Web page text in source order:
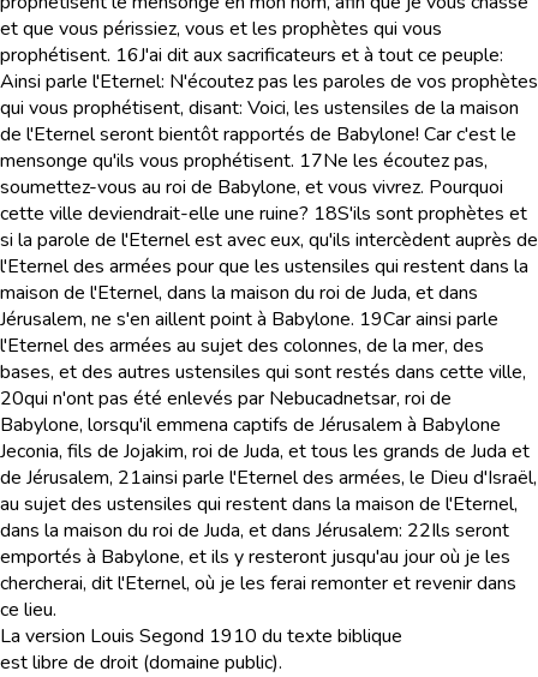
et que vous périssiez, vous et les prophètes qui vous
prophétisent. 16J'ai dit aux sacrificateurs et à tout ce peuple:
Ainsi parle l'Eternel: N'écoutez pas les paroles de vos prophètes
qui vous prophétisent, disant: Voici, les ustensiles de la maison
de l'Eternel seront bientôt rapportés de Babylone! Car c'est le
mensonge qu'ils vous prophétisent. 17Ne les écoutez pas,
soumettez-vous au roi de Babylone, et vous vivrez. Pourquoi
cette ville deviendrait-elle une ruine? 18S'ils sont prophètes et
si la parole de l'Eternel est avec eux, qu'ils intercèdent auprès de
l'Eternel des armées pour que les ustensiles qui restent dans la
maison de l'Eternel, dans la maison du roi de Juda, et dans
Jérusalem, ne s'en aillent point à Babylone. 19Car ainsi parle
l'Eternel des armées au sujet des colonnes, de la mer, des
bases, et des autres ustensiles qui sont restés dans cette ville,
20qui n'ont pas été enlevés par Nebucadnetsar, roi de
Babylone, lorsqu'il emmena captifs de Jérusalem à Babylone
Jeconia, fils de Jojakim, roi de Juda, et tous les grands de Juda et
de Jérusalem, 21ainsi parle l'Eternel des armées, le Dieu d'Israël,
au sujet des ustensiles qui restent dans la maison de l'Eternel,
dans la maison du roi de Juda, et dans Jérusalem: 22Ils seront
emportés à Babylone, et ils y resteront jusqu'au jour où je les
chercherai, dit l'Eternel, où je les ferai remonter et revenir dans
ce lieu.
La version Louis Segond 1910 du texte biblique
est libre de droit (domaine public).